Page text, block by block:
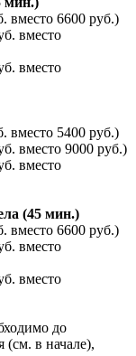
вместо 6600 руб.)
вместо
вместо
вместо 5400 руб.)
вместо 9000 руб.)
вместо
(45 мин.)
вместо 6600 руб.)
вместо
вместо
до
(см. в начале),